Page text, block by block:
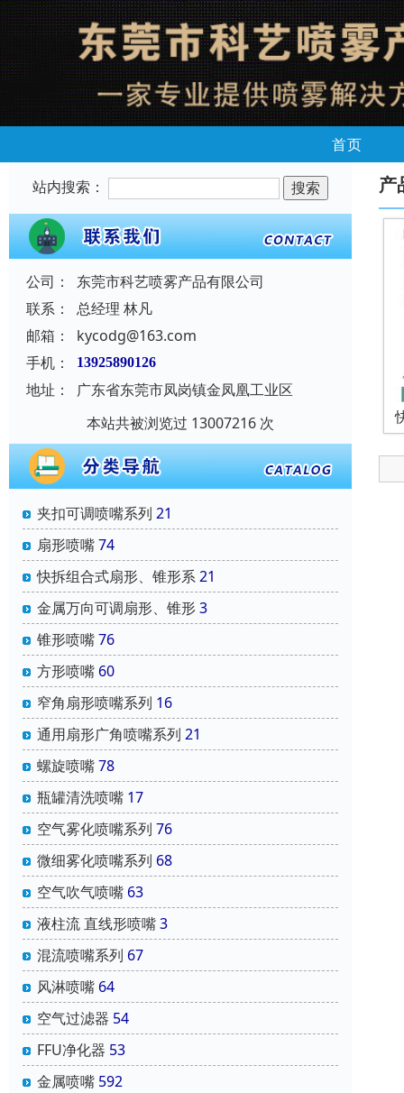
首页
站内搜索：
公司：
东莞市科艺喷雾产品有限公司
联系：
总经理 林凡
邮箱：
kycodg@163.com
手机：
13925890126
地址：
广东省东莞市凤岗镇金凤凰工业区
本站共被浏览过 13007216 次
夹扣可调喷嘴系列 21
扇形喷嘴74
快拆组合式扇形、锥形系21
金属万向可调扇形、锥形3
锥形喷嘴76
方形喷嘴 60
窄角扇形喷嘴系列 16
通用扇形广角喷嘴系列 21
螺旋喷嘴78
瓶罐清洗喷嘴 17
空气雾化喷嘴系列 76
微细雾化喷嘴系列 68
空气吹气喷嘴 63
液柱流 直线形喷嘴3
混流喷嘴系列 67
风淋喷嘴 64
空气过滤器 54
FFU净化器 53
金属喷嘴 592
产